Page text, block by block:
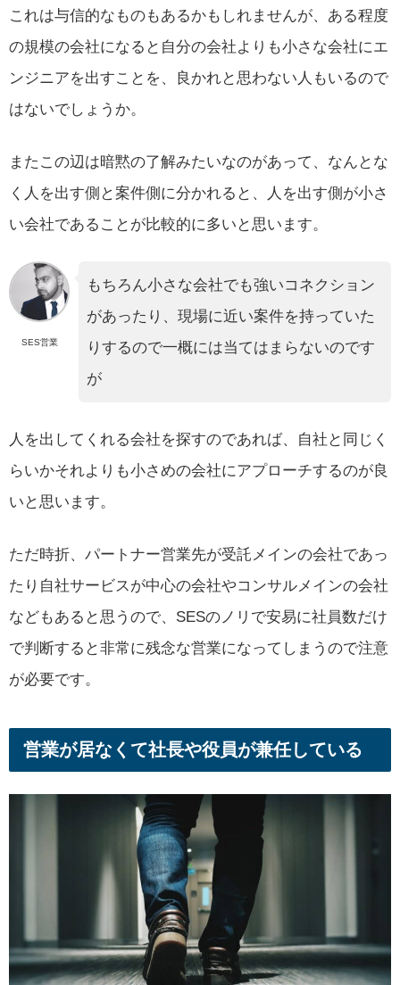
これは与信的なものもあるかもしれませんが、ある程度
の規模の会社になると自分の会社よりも小さな会社にエ
ンジニアを出すことを、良かれと思わない人もいるので
はないでしょうか。
またこの辺は暗黙の了解みたいなのがあって、なんとな
く人を出す側と案件側に分かれると、人を出す側が小さ
い会社であることが比較的に多いと思います。
SES営業
もちろん小さな会社でも強いコネクション
があったり、現場に近い案件を持っていた
りするので一概には当てはまらないのです
が
人を出してくれる会社を探すのであれば、自社と同じく
らいかそれよりも小さめの会社にアプローチするのが良
いと思います。
ただ時折、パートナー営業先が受託メインの会社であっ
たり自社サービスが中心の会社やコンサルメインの会社
などもあると思うので、SESのノリで安易に社員数だけ
で判断すると非常に残念な営業になってしまうので注意
が必要です。
営業が居なくて社長や役員が兼任している